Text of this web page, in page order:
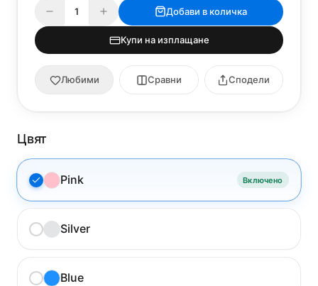
Добави в количка
Купи на изплащане
Любими Сравни Сподели
Цвят
Pink Включено
Silver
Blue